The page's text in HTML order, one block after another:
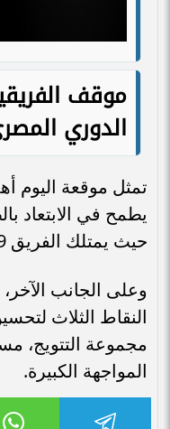
موقف
الدوري
تمثل موقعة اليوم
يطمح في الابتعاد
حيث يمتلك الفريق 49 نقطة في جعبته.
وعلى الجانب
النقاط الثلاث
مجموعة التتويج،
المواجهة الكبيرة.